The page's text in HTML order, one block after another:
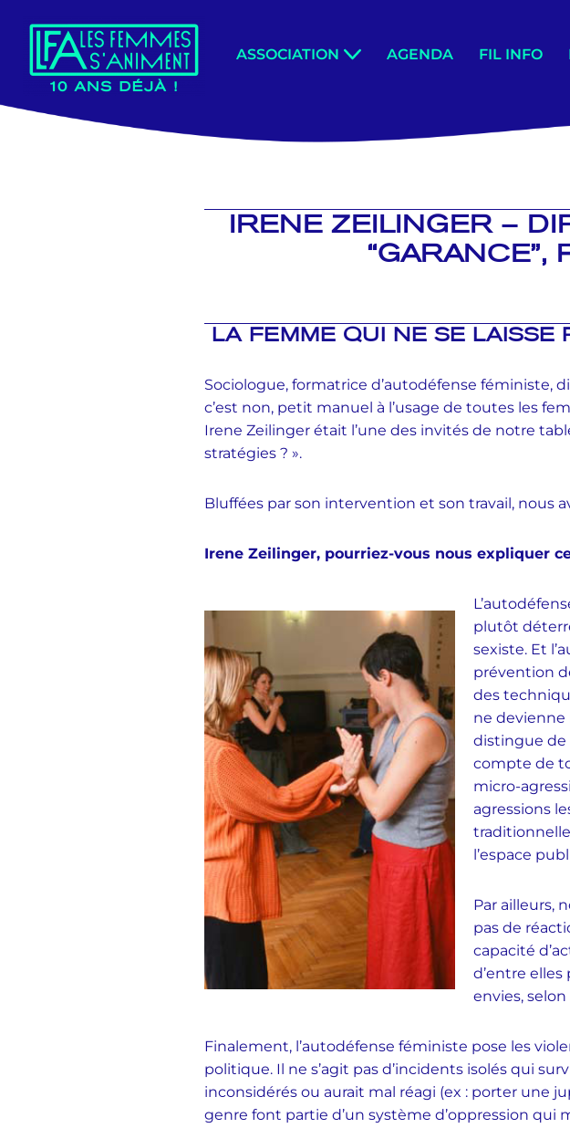
Aller
au
contenu
ASSOCIATION AGENDA FIL INFO
IRENE ZEILINGER –
“GARANCE”,
LA FEMME QUI NE SE LAISSE
Sociologue, formatrice d’autodéfense féministe,
c’est non, petit manuel à l’usage de toutes les
Irene Zeilinger était l’une des invités de notre
stratégies ? ».
Bluffées par son intervention et son travail, nous
Irene Zeilinger, pourriez-vous nous expliquer
plutôt
sexiste. Et
prévention
des
ne devienne
distingue de
compte de
micro-
agressions
l’espace
Par ailleurs,
pas de
capacité
d’entre
envies,
Finalement, l’autodéfense féministe pose les
politique. Il ne s’agit pas d’incidents isolés qui
inconsidérés ou aurait mal réagi (ex : porter une
genre font partie d’un système d’oppression